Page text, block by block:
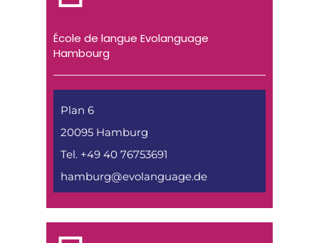
École de langue Evolanguage
Hambourg
Plan 6
20095 Hamburg
Tel. +49 40 76753691
hamburg@evolanguage.de